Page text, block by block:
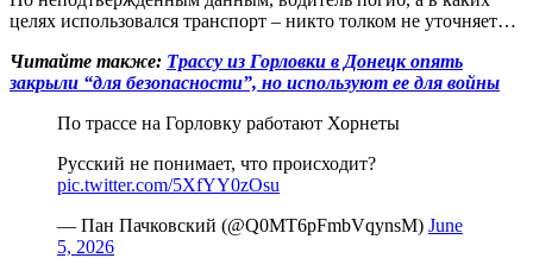
целях использовался транспорт – никто толком не уточняет…
Читайте также: Трассу из Горловки в Донецк опять
закрыли “для безопасности”, но используют ее для войны
По трассе на Горловку работают Хорнеты
Русский не понимает, что происходит?
pic.twitter.com/5XfYY0zOsu
— Пан Пачковский (@Q0MT6pFmbVqynsM) June
5, 2026